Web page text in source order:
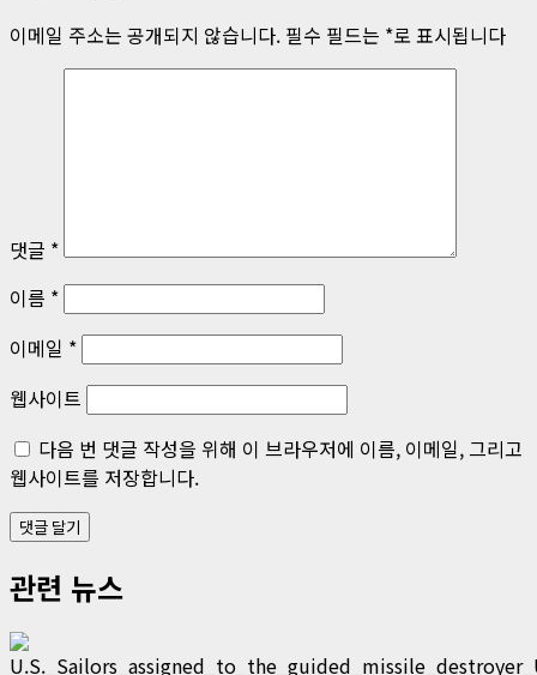
게
이메일 주소는 공개되지 않습니다. 필수 필드는 *로 표시됩니다
댓글 *
이름 *
이메일 *
웹사이트
다음 번 댓글 작성을 위해 이 브라우저에 이름, 이메일, 그리고
웹사이트를 저장합니다.
관련 뉴스